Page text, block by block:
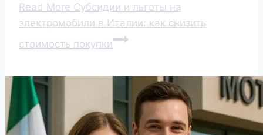
Read More Субсидии и льготы на
электромобили в Италии: как снизить
стоимость покупки